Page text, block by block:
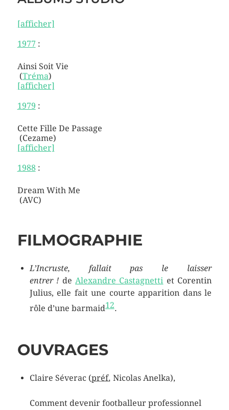
[afficher]
1977 :
Ainsi Soit Vie
(Tréma)
[afficher]
1979 :
Cette Fille De Passage
(Cezame)
[afficher]
1988:
Dream With Me
(AVC)
FILMOGRAPHIE
L’Incruste, fallait pas le laisser
entrer ! de Alexandre Castagnetti et Corentin
Julius, elle fait une courte apparition dans le
rôle d’une barmaid12.
OUVRAGES
Claire Séverac (préf. Nicolas Anelka),
Comment devenir footballeur professionnel